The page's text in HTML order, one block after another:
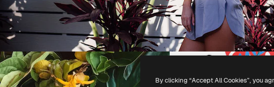
API
Mobilní aplikace
Všechny nástroje
Magnific
Firmy
Copyright © 2010-2026Freepik Company S.L.U. Všechna práva vyhrazena
By clicking “Accept All Cookies”, you